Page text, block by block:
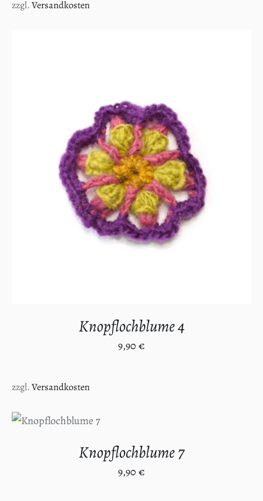
zzgl.Versandkosten
IN DEN WARENKORB
/
DETAILS
Knopflochblume 4
9,90 €
zzgl.Versandkosten
WARENKORB
/
Knopflochblume 7
9,90 €